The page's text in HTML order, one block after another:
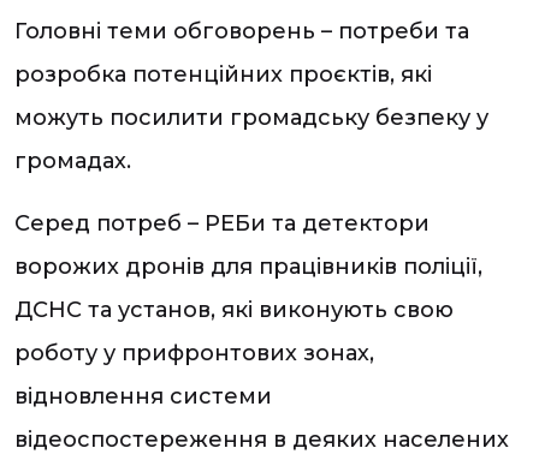
Головні теми обговорень – потреби та
розробка потенційних проєктів, які
можуть посилити громадську безпеку у
громадах.
Серед потреб – РЕБи та детектори
ворожих дронів для працівників поліції,
ДСНС та установ, які виконують свою
роботу у прифронтових зонах,
відновлення системи
відеоспостереження в деяких населених